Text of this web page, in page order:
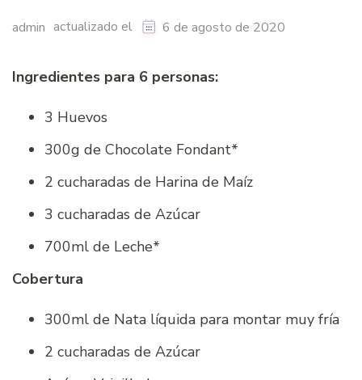
admin actualizado el 6 de agosto de 2020
Ingredientes para 6 personas:
3 Huevos
300g de Chocolate Fondant*
2 cucharadas de Harina de Maíz
3 cucharadas de Azúcar
700ml de Leche*
Cobertura
300ml de Nata líquida para montar muy fría
2 cucharadas de Azúcar